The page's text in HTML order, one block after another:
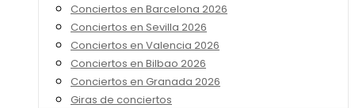
Conciertos en Barcelona 2026
Conciertos en Sevilla 2026
Conciertos en Valencia 2026
Conciertos en Bilbao 2026
Conciertos en Granada 2026
Giras de conciertos